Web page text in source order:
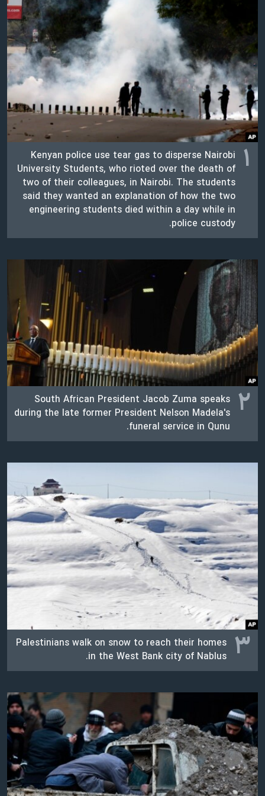
فرهنگ و زندگی
حقوق شهروندی
اقتصادی
علم و فناوری
اسرائیل در جنگ
گالری عکس
آرشیو پخش زنده
انتخابات ریاست جمهوری آمریکا ۲۰۲۴
حمله جمهوری اسلامی به اسرائیل
رمز مهسا
ورزش زنان در ایران
اعتراضات زن، زندگی، آزادی
مجموعه مستندهای دادخواهی
تریبونال مردمی آبان ۹۸
دادگاه حمید نوری
قانون شفافیت دارائی کادر رهبری ایران
اسرائیل در جنگ
نرگس محمدی برنده جایزه نوبل صلح
همایش محافظه‌کاران آمریکا «سی‌پک»
صفحه‌های ویژه
سفر پرزیدنت ترامپ به چین
دنبال کنید
زبانهای مختلف
۱
Kenyan police use tear gas to disperse Nairobi
University Students, who rioted over the death of
two of their colleagues, in Nairobi. The students
said they wanted an explanation of how the two
engineering students died within a day while in
police custody.
۲ South African President Jacob Zuma speaks
during the late former President Nelson Madela's
funeral service in Qunu.
۳ Palestinians walk on snow to reach their homes
in the West Bank city of Nablus.